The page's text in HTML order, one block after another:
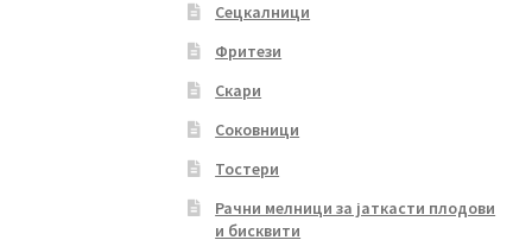
Сецкалници
Фритези
Скари
Соковници
Тостери
Рачни мелници за јаткасти плодови
и бисквити